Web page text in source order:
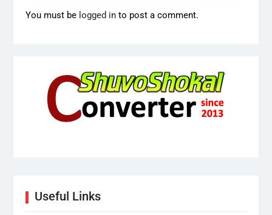
You must be logged into post a comment.
Useful Links